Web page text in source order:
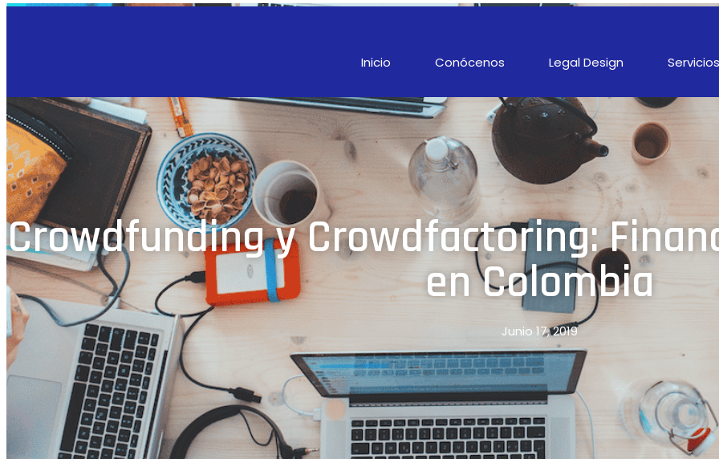
Inicio Conócenos Legal Design
Crowdfunding y Crowdfactoring:
en Colombia
Junio 17, 2019